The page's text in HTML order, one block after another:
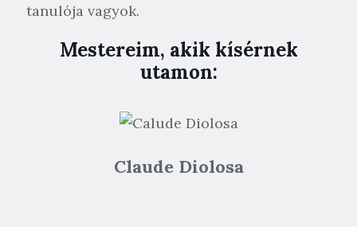
tanulója vagyok.
Mestereim, akik kísérnek
utamon:
Claude Diolosa